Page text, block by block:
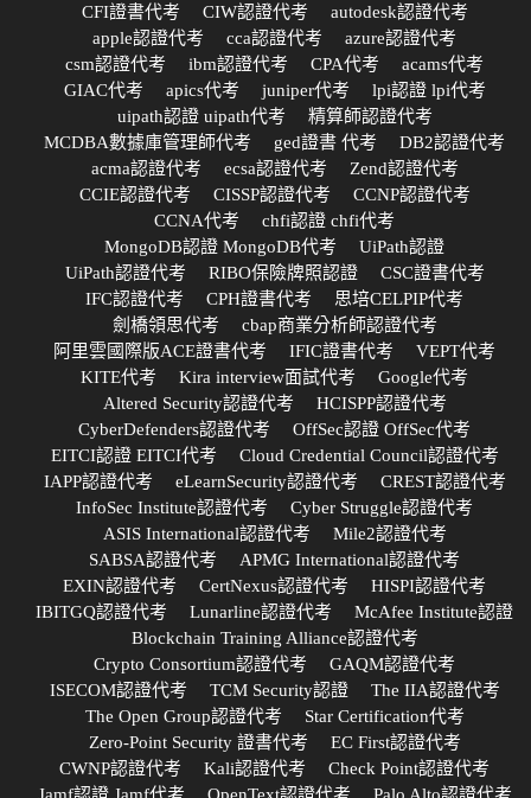
CFI證書代考
CIW認證代考
autodesk認證代考
apple認證代考
cca認證代考
azure認證代考
csm認證代考
ibm認證代考 CPA代考
acams代考
GIAC代考
apics代考 juniper代考
lpi認證 lpi代考
uipath認證 uipath代考
精算師認證代考
MCDBA數據庫管理師代考
ged證書 代考
DB2認證代考
acma認證代考
ecsa認證代考
Zend認證代考
CCIE認證代考
CISSP認證代考
CCNP認證代考
CCNA代考
chfi認證 chfi代考
MongoDB認證 MongoDB代考
UiPath認證
UiPath認證代考
RIBO保險牌照認證
CSC證書代考
IFC認證代考
CPH證書代考
思培CELPIP代考
劍橋領思代考
cbap商業分析師認證代考
阿里雲國際版ACE證書代考
IFIC證書代考
VEPT代考
KITE代考
Kira interview面試代考
Google代考
Altered Security認證代考
HCISPP認證代考
CyberDefenders認證代考
OffSec認證 OffSec代考
EITCI認證 EITCI代考
Cloud Credential Council認證代考
IAPP認證代考
eLearnSecurity認證代考
CREST認證代考
InfoSec Institute認證代考
Cyber Struggle認證代考
ASIS International認證代考
Mile2認證代考
SABSA認證代考
APMG International認證代考
EXIN認證代考
CertNexus認證代考
HISPI認證代考
IBITGQ認證代考
Lunarline認證代考
McAfee Institute認證
Blockchain Training Alliance認證代考
Crypto Consortium認證代考
GAQM認證代考
ISECOM認證代考
TCM Security認證
The IIA認證代考
The Open Group認證代考
Star Certification代考
Zero-Point Security 證書代考
EC First認證代考
CWNP認證代考
Kali認證代考
Check Point認證代考
Jamf認證 Jamf代考
OpenText認證代考
Palo Alto認證代考